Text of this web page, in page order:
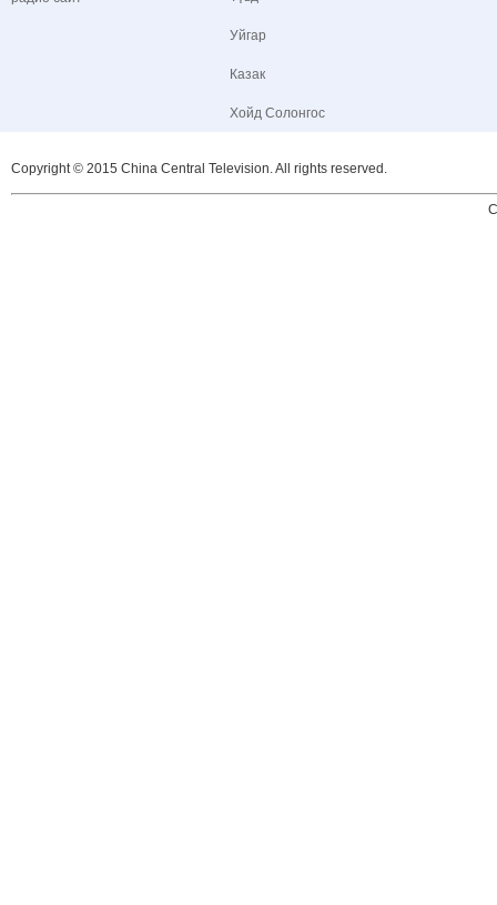
Уйгар
Казак
Хойд Солонгос
Copyright © 2015 China Central Television. All rights reserved.